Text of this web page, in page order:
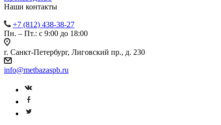
Наши контакты
+7 (812) 438-38-27
Пн. – Пт.: с 9:00 до 18:00
г. Санкт-Петербург, Лиговский пр., д. 230
info@metbazaspb.ru